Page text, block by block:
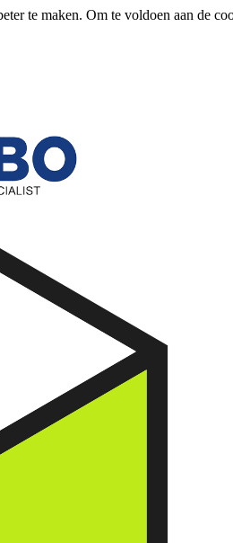
te maken. Om te voldoen aan de